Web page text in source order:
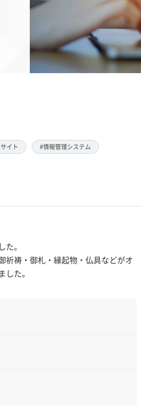
イト #情報管理システム
。
祈祷・御札・縁起物・仏具などがオ
た。